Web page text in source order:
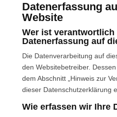
Datenerfassung
Website
Wer ist verantwortlich
Datenerfassung auf
Die Datenverarbeitung auf
den Websitebetreiber.
dem Abschnitt „Hinweis zur
dieser Datenschutzerklärung
Wie erfassen wir Ihre